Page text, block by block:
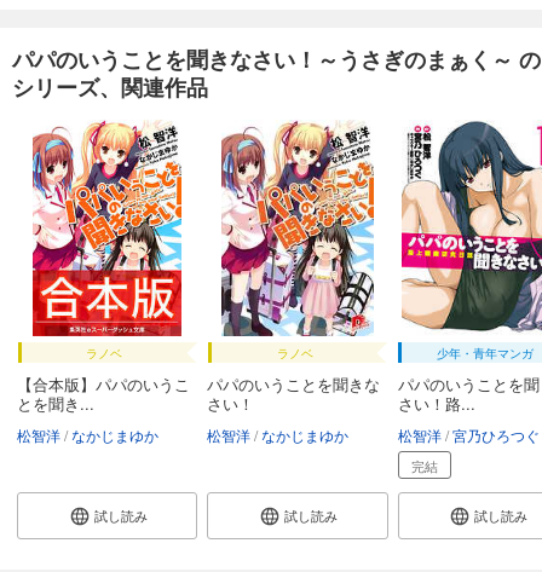
パパのいうことを聞きなさい！～うさぎのまぁく～ の
シリーズ、関連作品
ラノベ
【合本版】パパのいうこ
とを聞き...
松智洋 なかじまゆか
試し読み
ラノベ
パパのいうことを聞きな
さい！
松智洋 なかじまゆか
試し読み
少年・青年マンガ
パパのいうことを
さい！路...
松智洋 宮乃ひろつぐ
完結
試し読み